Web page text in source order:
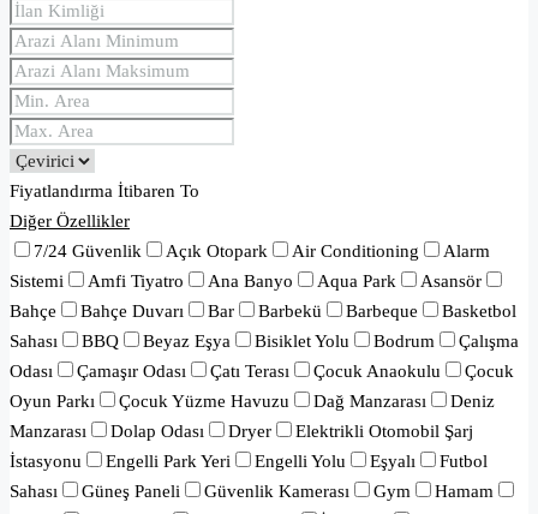
Fiyatlandırma İtibaren To
Diğer Özellikler
7/24 Güvenlik
Açık Otopark Air Conditioning
Alarm
Sistemi
Amfi Tiyatro Ana Banyo Aqua Park
Asansör
Bahçe
Bahçe Duvarı Bar Barbekü Barbeque
Basketbol
Sahası
BBQ Beyaz Eşya Bisiklet Yolu Bodrum
Çalışma
Odası
Çamaşır Odası Çatı Terası Çocuk Anaokulu
Çocuk
Oyun Parkı
Çocuk Yüzme Havuzu Dağ Manzarası
Deniz
Manzarası
Dolap Odası Dryer
Elektrikli Otomobil Şarj
İstasyonu
Engelli Park Yeri Engelli Yolu Eşyalı
Futbol
Sahası
Güneş Paneli Güvenlik Kamerası Gym
Hamam